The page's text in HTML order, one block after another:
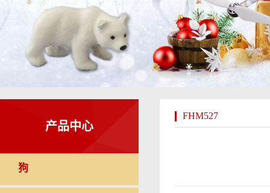
产品中心
狗
FHM527